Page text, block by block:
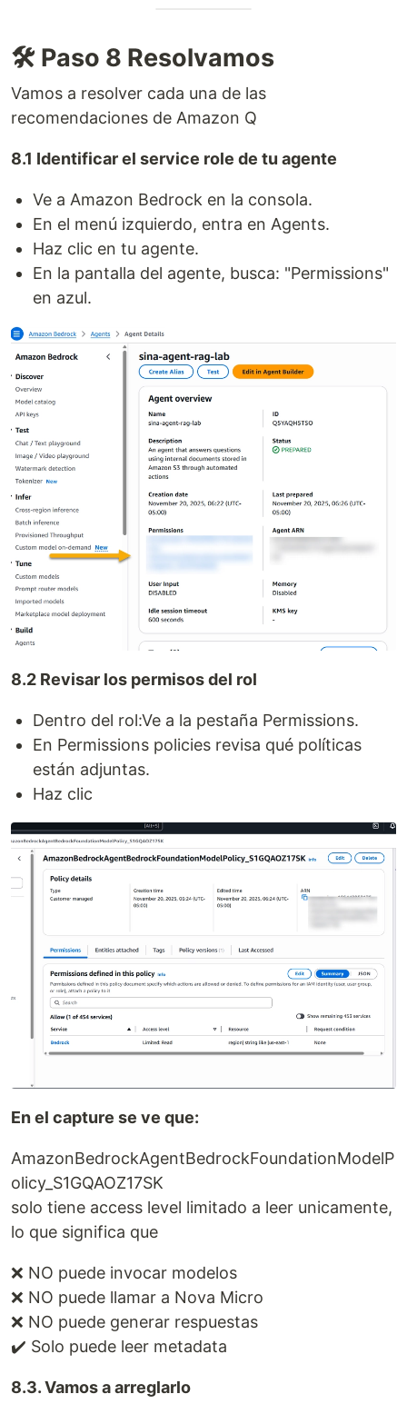
🛠️ Paso 8 Resolvamos
Vamos a resolver cada una de las
recomendaciones de Amazon Q
8.1 Identificar el service role de tu agente
Ve a Amazon Bedrock en la consola.
En el menú izquierdo, entra en Agents.
Haz clic en tu agente.
En la pantalla del agente, busca: "Permissions"
en azul.
8.2 Revisar los permisos del rol
Dentro del rol:Ve a la pestaña Permissions.
En Permissions policies revisa qué políticas
están adjuntas.
Haz clic
En el capture se ve que:
AmazonBedrockAgentBedrockFoundationModelP
olicy_S1GQAOZ17SK
solo tiene access level limitado a leer unicamente,
lo que significa que
❌ NO puede invocar modelos
❌ NO puede llamar a Nova Micro
❌ NO puede generar respuestas
✔️ Solo puede leer metadata
8.3. Vamos a arreglarlo